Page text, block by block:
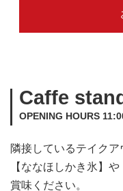
Caffe
OPENING HOURS
隣接しているテイクア
【ななほしかき氷】
賞味ください。